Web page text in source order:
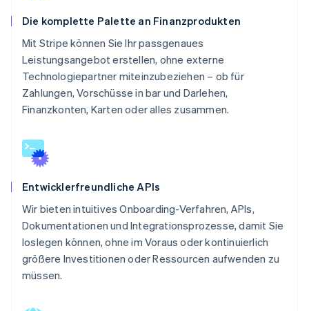
Die komplette Palette an Finanzprodukten
Mit Stripe können Sie Ihr passgenaues
Leistungsangebot erstellen, ohne externe
Technologiepartner miteinzubeziehen – ob für
Zahlungen, Vorschüsse in bar und Darlehen,
Finanzkonten, Karten oder alles zusammen.
Entwicklerfreundliche APIs
Wir bieten intuitives Onboarding-Verfahren, APIs,
Dokumentationen und Integrationsprozesse, damit Sie
loslegen können, ohne im Voraus oder kontinuierlich
größere Investitionen oder Ressourcen aufwenden zu
müssen.